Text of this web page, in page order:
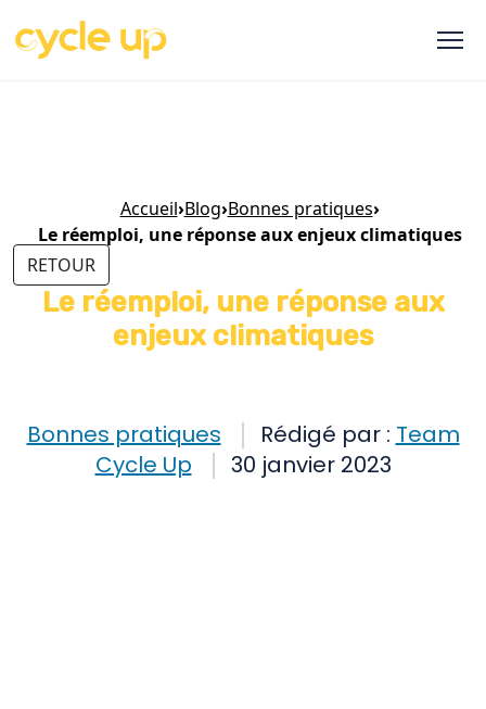
RETOUR
Le réemploi, une réponse aux
enjeux climatiques
Bonnes pratiques Rédigé par : Team
Cycle Up
30 janvier 2023
Accueil›Blog›Bonnes pratiques›
Le réemploi, une réponse aux enjeux climatiques